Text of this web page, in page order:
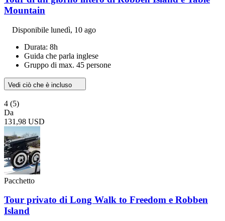
Mountain
Disponibile lunedì, 10 ago
Durata: 8h
Guida che parla inglese
Gruppo di max. 45 persone
Vedi ciò che è incluso
4 (5)
Da
131,98 USD
Pacchetto
Tour privato di Long Walk to Freedom e Robben
Island